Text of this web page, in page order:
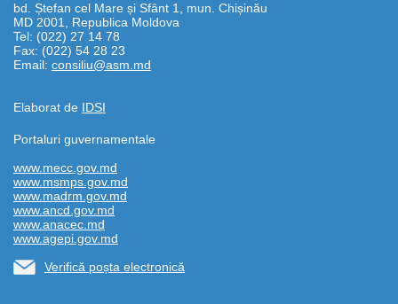
bd. Ștefan cel Mare și Sfânt 1, mun. Chișinău
MD 2001, Republica Moldova
Tel: (022) 27 14 78
Fax: (022) 54 28 23
Email: consiliu@asm.md
Elaborat de IDSI
Portaluri guvernamentale
www.mecc.gov.md
www.msmps.gov.md
www.madrm.gov.md
www.ancd.gov.md
www.anacec.md
www.agepi.gov.md
Verifică poșta electronică